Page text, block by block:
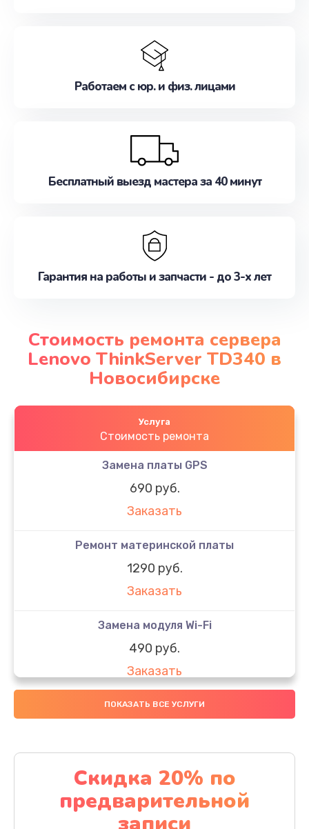
Работаем с юр. и физ. лицами
Бесплатный выезд мастера за 40 минут
Гарантия на работы и запчасти - до 3-х лет
Стоимость ремонта сервера
Lenovo ThinkServer TD340 в
Новосибирске
Услуга
Стоимость ремонта
Замена платы GPS
690 руб.
Заказать
Ремонт материнской платы
1290 руб.
Заказать
Замена модуля Wi-Fi
490 руб.
Заказать
Замена микрофона
Заказать
Замена аккумулятора
1130 руб.
ПОКАЗАТЬ ВСЕ УСЛУГИ
Скидка 20% по
предварительной